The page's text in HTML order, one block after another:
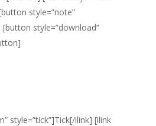
style=”note”
style=”download”
style=”tick”]Tick[/ilink] [ilink